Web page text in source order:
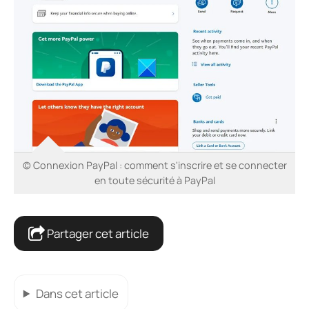
© Connexion PayPal : comment s'inscrire et se connecter
en toute sécurité à PayPal
Partager cet article
Dans cet article